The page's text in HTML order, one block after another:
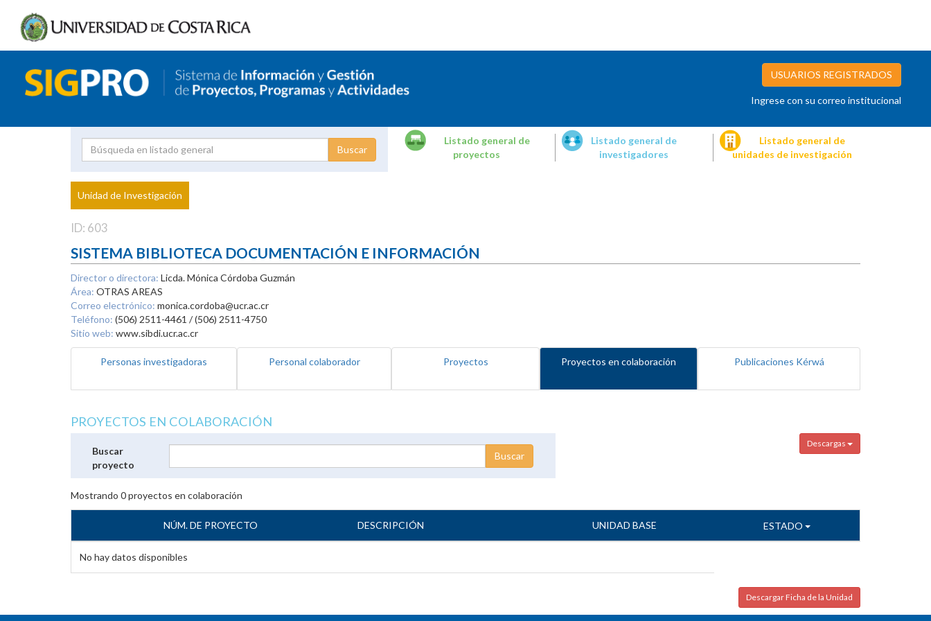
USUARIOS REGISTRADOS
Ingrese con su correo institucional
Proyecto
Investigador
Listado general de
proyectos
Listado general de
investigadores
Listado general de
unidades de investigación
Unidad de Investigación
ID: 603
SISTEMA BIBLIOTECA DOCUMENTACIÓN E INFORMACIÓN
Director o directora: Licda. Mónica Córdoba Guzmán
Área: OTRAS AREAS
Correo electrónico: monica.cordoba@ucr.ac.cr
Teléfono: (506) 2511-4461 / (506) 2511-4750
Sitio web: www.sibdi.ucr.ac.cr
Personas investigadoras Personal colaborador Proyectos Proyectos en colaboración Publicaciones Kérwá
PROYECTOS EN COLABORACIÓN
Descargas
Buscar
proyecto
Mostrando 0proyectos en colaboración
NÚM. DE PROYECTO DESCRIPCIÓN UNIDAD BASE ESTADO
No hay datos disponibles
Descargar Ficha de la Unidad